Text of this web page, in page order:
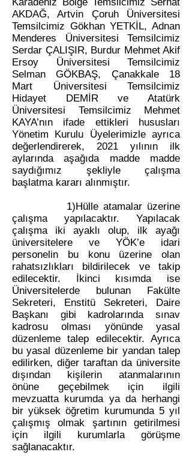
AKDAĞ, Artvin Çoruh Üniversitesi
Temsilcimiz Gökhan YETKİL, Adnan
Menderes Üniversitesi Temsilcimiz
Serdar ÇALIŞIR, Burdur Mehmet Akif
Ersoy Üniversitesi Temsilcimiz
Selman GÖKBAŞ, Çanakkale 18
Mart Üniversitesi Temsilcimiz
Hidayet DEMİR ve Atatürk
Üniversitesi Temsilcimiz Mehmet
KAYA’nın ifade ettikleri hususları
Yönetim Kurulu Üyelerimizle ayrıca
değerlendirerek, 2021 yılının ilk
aylarında aşağıda madde madde
saydığımız şekliyle çalışma
başlatma kararı alınmıştır.
1)Hülle atamalar üzerine
çalışma yapılacaktır. Yapılacak
çalışma iki ayaklı olup, ilk ayağı
üniversitelere ve YÖK’e idari
personelin bu konu üzerine olan
rahatsızlıkları bildirilecek ve takip
edilecektir. İkinci kısımda ise
Üniversitelerde bulunan Fakülte
Sekreteri, Enstitü Sekreteri, Daire
Başkanı gibi kadrolarında sınav
kadrosu olması yönünde yasal
düzenleme talep edilecektir. Ayrıca
bu yasal düzenleme bir yandan talep
edilirken, diğer taraftan da üniversite
dışından kişilerin atanmalarının
önüne geçebilmek için ilgili
mevzuatta kurumda ya da herhangi
bir yüksek öğretim kurumunda 5 yıl
çalışmış olmak şartının getirilmesi
için ilgili kurumlarla görüşme
sağlanacaktır.